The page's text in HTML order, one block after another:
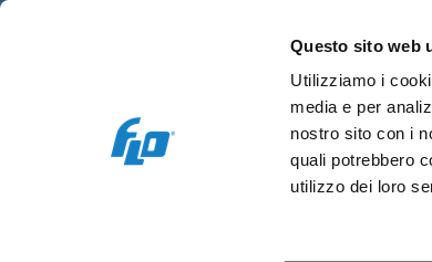
Questo sito web
Utilizziamo i
media e per
nostro sito con i
quali potrebbero
utilizzo dei loro
Retail e Ho.Re.Ca. Vending e